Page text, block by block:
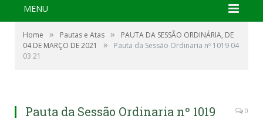
MENU
Home » Pautas e Atas »
PAUTA DA SESSÃO ORDINÁRIA, DE
04 DE MARÇO DE 2021
»
Pauta da Sessão Ordinaria nº 1019 04
03 21
Pauta da Sessão Ordinaria nº 1019
0